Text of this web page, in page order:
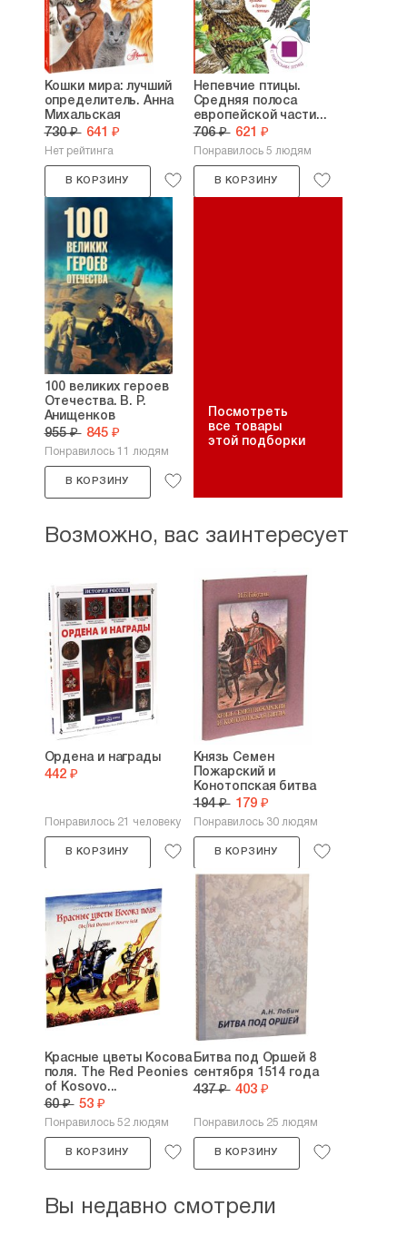
Кошки мира: лучший
определитель. Анна
Михальская
730 ₽ 641 ₽
Нет рейтинга
В КОРЗИНУ
Непевчие птицы.
Средняя полоса
европейской части...
706 ₽ 621 ₽
Понравилось 5 людям
В КОРЗИНУ
100 великих героев
Отечества. В. Р.
Анищенков
955 ₽ 845 ₽
Понравилось 11 людям
В КОРЗИНУ
Посмотреть
все товары
этой подборки
Возможно, вас заинтересует
Ордена и награды
442 ₽
Понравилось 21 человеку
В КОРЗИНУ
Князь Семен
Пожарский и
Конотопская битва
194 ₽ 179 ₽
Понравилось 30 людям
В КОРЗИНУ
Красные цветы Косова
поля. The Red Peonies
of Kosovo...
60 ₽ 53 ₽
Понравилось 52 людям
В КОРЗИНУ
Битва под Оршей 8
сентября 1514 года
437 ₽ 403 ₽
Понравилось 25 людям
В КОРЗИНУ
Вы недавно смотрели